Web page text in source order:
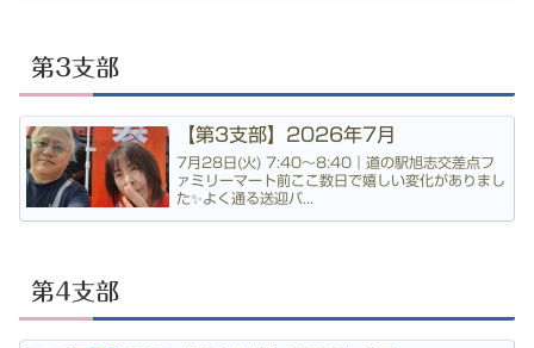
第3支部
【第3支部】2026年7月
7月28日(火) 7:40〜8:40｜道の駅旭志交差点フ
ァミリーマート前ここ数日で嬉しい変化がありまし
た✨よく通る送迎バ...
第4支部